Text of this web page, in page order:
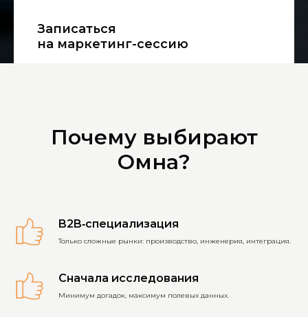
Записаться
на маркетинг-сессию
Записаться
Оставляя заявку, вы соглашаетесь на
обработку своих персональных данных
в соответствии с
политикой
Почему выбирают
Омна?
B2B‑специализация
Только сложные рынки: производство, инженерия, интеграция.
Сначала исследования
Минимум догадок, максимум полевых данных.